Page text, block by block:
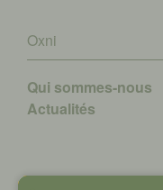
Oxni
Qui sommes-nous
Actualités